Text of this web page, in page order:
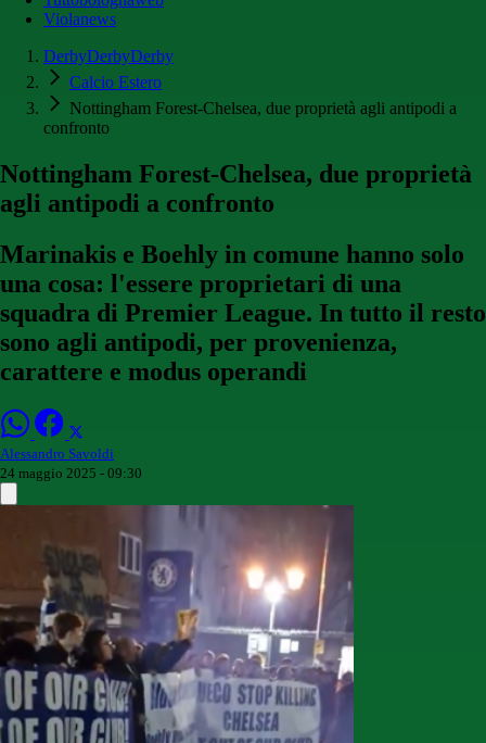
Violanews
DerbyDerbyDerby
Calcio Estero
Nottingham Forest-Chelsea, due proprietà agli antipodi a
confronto
Nottingham Forest-Chelsea, due proprietà
agli antipodi a confronto
Marinakis e Boehly in comune hanno solo
una cosa: l'essere proprietari di una
squadra di Premier League. In tutto il resto
sono agli antipodi, per provenienza,
carattere e modus operandi
Alessandro Savoldi
24 maggio 2025 - 09:30